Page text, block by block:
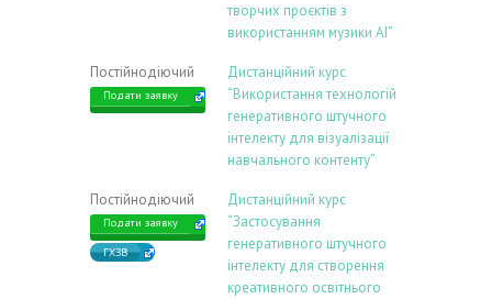
творчих проєктів з
використанням музики АІ”
Постійнодіючий
Подати заявку
Дистанційний курс
“Використання технологій
генеративного штучного
інтелекту для візуалізації
навчального контенту”
Постійнодіючий
Подати заявку
ГХЗВ
Дистанційний курс
“Застосування
генеративного штучного
інтелекту для створення
креативного освітнього